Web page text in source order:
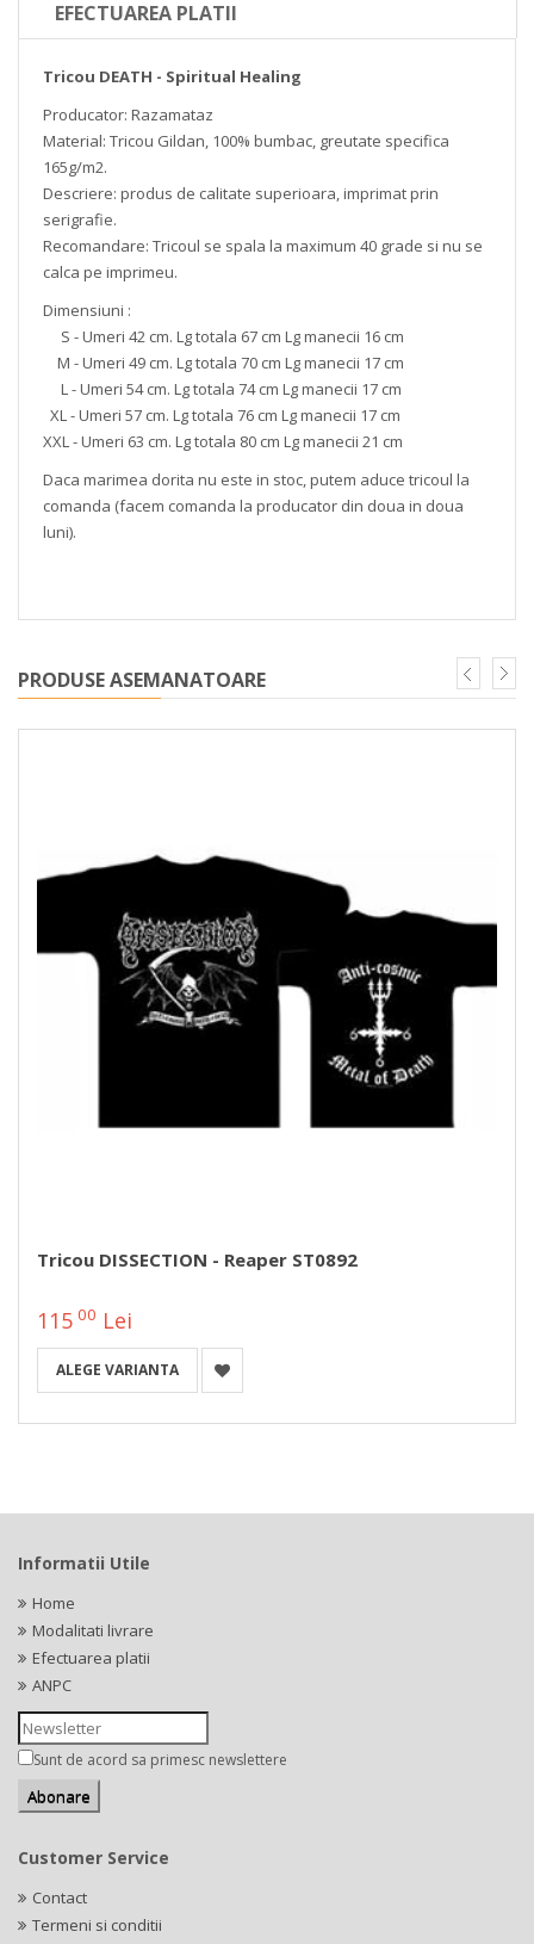
EFECTUAREA PLATII
Tricou DEATH - Spiritual Healing
Producator: Razamataz
Material: Tricou Gildan, 100% bumbac, greutate specifica
165g/m2.
Descriere: produs de calitate superioara, imprimat prin
serigrafie.
Recomandare: Tricoul se spala la maximum 40 grade si nu se
calca pe imprimeu.
Dimensiuni :
S - Umeri 42 cm. Lg totala 67 cm Lg manecii 16 cm
M - Umeri 49 cm. Lg totala 70 cm Lg manecii 17 cm
L - Umeri 54 cm. Lg totala 74 cm Lg manecii 17 cm
XL - Umeri 57 cm. Lg totala 76 cm Lg manecii 17 cm
XXL - Umeri 63 cm. Lg totala 80 cm Lg manecii 21 cm
Daca marimea dorita nu este in stoc, putem aduce tricoul la
comanda (facem comanda la producator din doua in doua
luni).
PRODUSE ASEMANATOARE
Tricou DISSECTION - Reaper ST0892
115 00 Lei
ALEGE VARIANTA
Informatii Utile
Home
Modalitati livrare
Efectuarea platii
ANPC
Sunt de acord sa primesc newslettere
Customer Service
Contact
Termeni si conditii